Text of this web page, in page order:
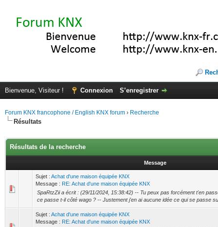
Bienvenue, Visiteur ! Connexion S’enregistrer
Forum KNX francophone / English KNX forum › Recherche
Résultats
Résultats de la recherche
Message
Sujet : Achat d'une maison équipée KNX
Message : RE: Achat d'une maison équipée KNX
SpaRtzZii a écrit : (29/11/2024, 15:38:42) -- Tu peux pas forcément t'en
ce passe t-il côté wago ? -- Justement j'en ai aucune idée ce qui se passe
Sujet : Achat d'une maison équipée KNX
Message : RE: Achat d'une maison équipée KNX